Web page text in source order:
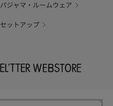
パジャマ・ルームウェア
セットアップ